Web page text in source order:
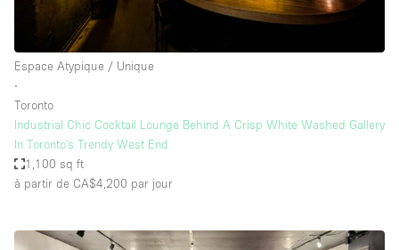
Espace Atypique / Unique
∙
Toronto
Industrial Chic Cocktail Lounge Behind A Crisp White Washed Gallery
In Toronto's Trendy West End
1,100 sq ft
à partir de CA$4,200 par jour